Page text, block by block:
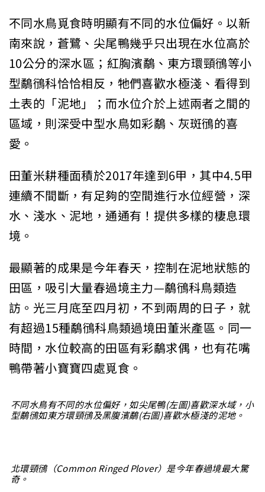
不同水鳥覓食時明顯有不同的水位偏好。以新
南來說，蒼鷺、尖尾鴨幾乎只出現在水位高於
10公分的深水區；紅胸濱鷸、東方環頸鴴等小
型鷸鴴科恰恰相反，牠們喜歡水極淺、看得到
土表的「泥地」；而水位介於上述兩者之間的
區域，則深受中型水鳥如彩鷸、灰斑鴴的喜
愛。
田董米耕種面積於2017年達到6甲，其中4.5甲
連續不間斷，有足夠的空間進行水位經營，深
水、淺水、泥地，通通有！提供多樣的棲息環
境。
最顯著的成果是今年春天，控制在泥地狀態的
田區，吸引大量春過境主力—鷸鴴科鳥類造
訪。光三月底至四月初，不到兩周的日子，就
有超過15種鷸鴴科鳥類過境田董米產區。同一
時間，水位較高的田區有彩鷸求偶，也有花嘴
鴨帶著小寶寶四處覓食。
不同水鳥有不同的水位偏好，如尖尾鴨(左圖)喜歡深水域，小
型鷸鴴如東方環頸鴴及黑腹濱鷸(右圖)喜歡水極淺的泥地。
北環頸鴴（Common Ringed Plover）是今年春過境最大驚
奇。